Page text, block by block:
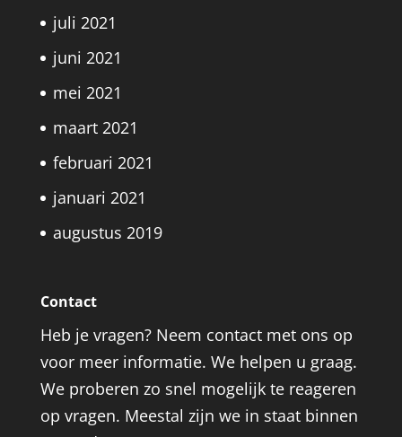
juli 2021
juni 2021
mei 2021
maart 2021
februari 2021
januari 2021
augustus 2019
Contact
Heb je vragen? Neem contact met ons op
voor meer informatie. We helpen u graag.
We proberen zo snel mogelijk te reageren
op vragen. Meestal zijn we in staat binnen